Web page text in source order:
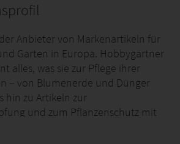
Anbieter von Markenartikeln für
Garten in Europa. Hobbygärtner
alles, was sie zur Pflege ihrer
– von Blumenerde und Dünger
hin zu Artikeln zur
und zum Pflanzenschutz mit
Produkten.